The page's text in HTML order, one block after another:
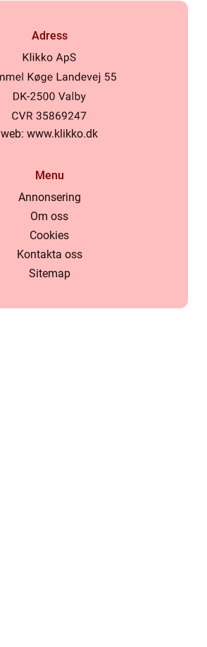
Adress
web: www.klikko.dk
Menu
Annonsering
Om oss
Cookies
Kontakta oss
Sitemap